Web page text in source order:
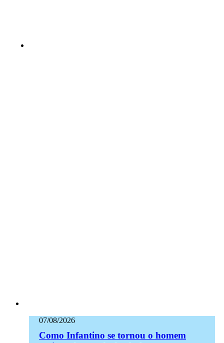
07/08/2026
Como Infantino se tornou o homem